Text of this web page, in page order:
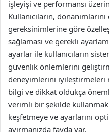
işleyişi ve performansı
Kullanıcıların,
gereksinimlerine göre
sağlaması ve gerekli
ayarlar ile kullanıcıların
güvenlik önlemlerini
deneyimlerini iyileştirmeleri
bilgi ve dikkat oldukça
verimli bir şekilde kullanmak
keşfetmeye ve ayarlarını
ayırmanızda fayda var.